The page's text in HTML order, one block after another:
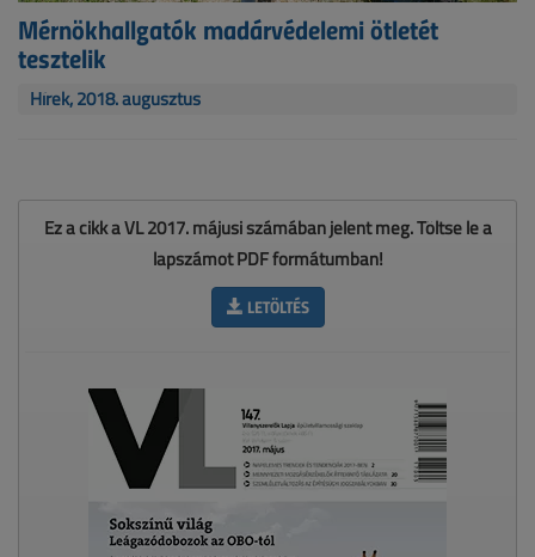
Mérnökhallgatók madárvédelemi ötletét
tesztelik
Hírek, 2018. augusztus
Ez a cikk a VL 2017. májusi számában jelent meg. Töltse le a
lapszámot PDF formátumban!
LETÖLTÉS